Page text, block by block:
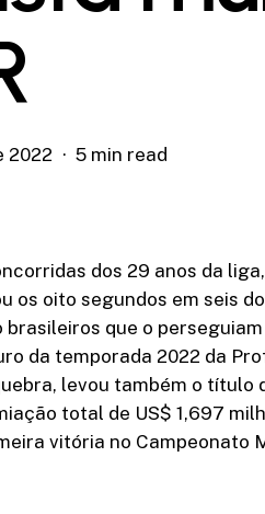
2022 5 min read
dos 29 anos da
os oito segundos em seis
que o
da temporada 2022 da
levou também o
total de US$ 1,697
vitória no Campeonato